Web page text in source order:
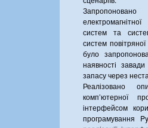
систем та
систем
було
наявності
запасу через
Реалізовано
комп’ютерної
інтерфейсом
програмування